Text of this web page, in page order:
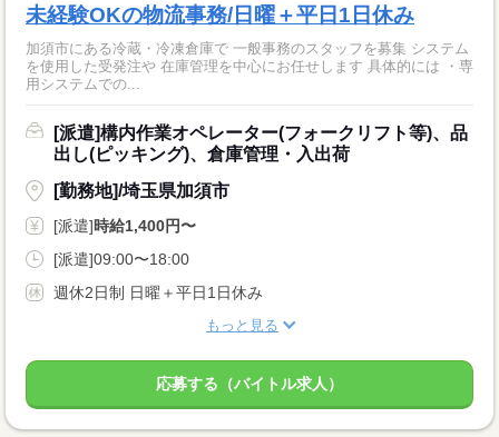
未経験OKの物流事務/日曜＋平日1日休み
加須市にある冷蔵・冷凍倉庫で 一般事務のスタッフを募集 システム
を使用した受発注や 在庫管理を中心にお任せします 具体的には ・専
用システムでの...
[派遣]構内作業オペレーター(フォークリフト等)、品
出し(ピッキング)、倉庫管理・入出荷
[勤務地]/埼玉県加須市
[派遣]時給1,400円〜
[派遣]09:00〜18:00
週休2日制 日曜＋平日1日休み
もっと見る
応募する（バイトル求人）